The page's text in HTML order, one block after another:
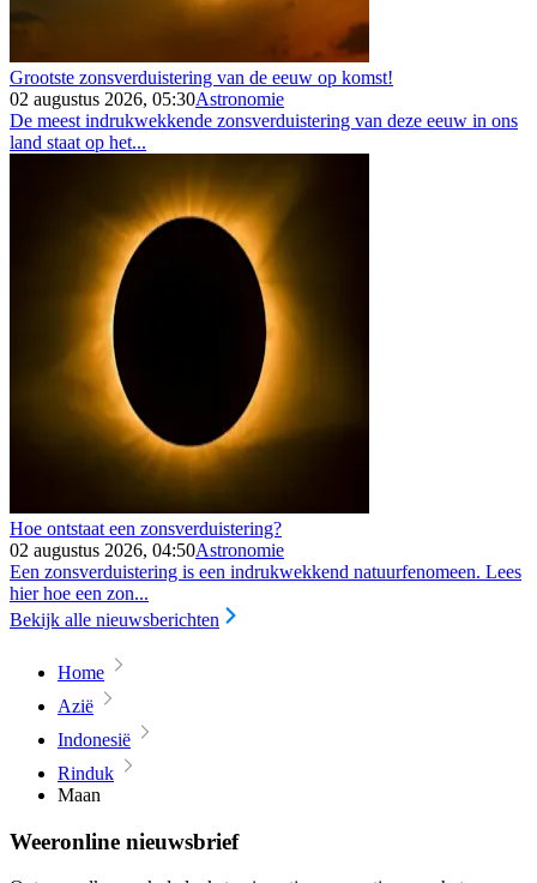
Grootste zonsverduistering van de eeuw op komst!
02 augustus 2026, 05:30Astronomie
De meest indrukwekkende zonsverduistering van deze eeuw in ons
land staat op het...
Hoe ontstaat een zonsverduistering?
02 augustus 2026, 04:50Astronomie
Een zonsverduistering is een indrukwekkend natuurfenomeen. Lees
hier hoe een zon...
Bekijk alle nieuwsberichten
Home
Azië
Indonesië
Rinduk
Maan
Weeronline nieuwsbrief